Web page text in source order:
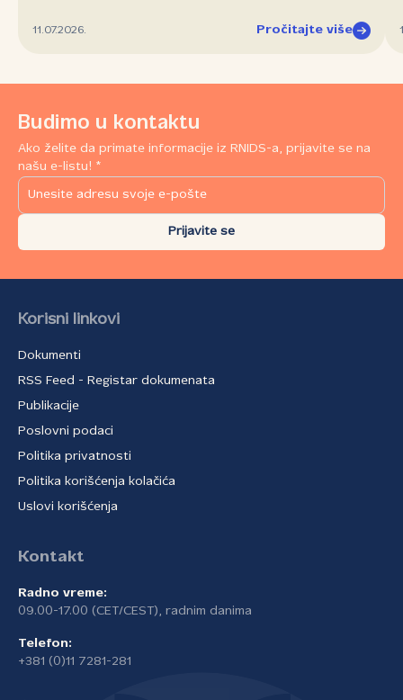
11.07.2026. Pročitajte više
Budimo u kontaktu
Ako želite da primate informacije iz RNIDS-a, prijavite se na
našu e-listu! *
Prijavite se
Korisni linkovi
Dokumenti
RSS Feed - Registar dokumenata
Publikacije
Poslovni podaci
Politika privatnosti
Politika korišćenja kolačića
Uslovi korišćenja
Kontakt
Radno vreme:
09.00-17.00 (CET/CEST), radnim danima
Telefon:
+381 (0)11 7281-281